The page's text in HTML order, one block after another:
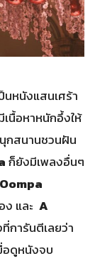
นหนังแสนเศร้า
นื้อหาหนักอึ้งให้
กสนานชวนฝัน
ก็ยังมีเพลงอื่นๆ
Oompa
ง และ A
การันตีเลยว่า
อดูหนังจบ